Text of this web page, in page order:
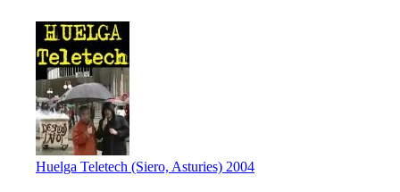
Huelga Teletech (Siero, Asturies) 2004